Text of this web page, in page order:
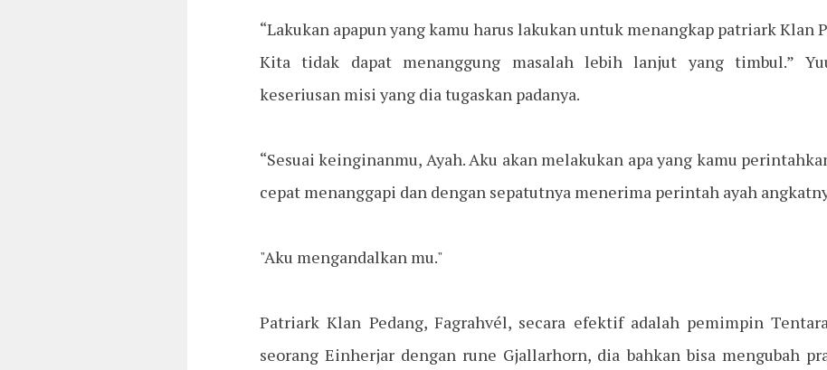
“Lakukan apapun yang kamu harus lakukan untuk menangkap patriark Klan
Kita tidak dapat menanggung masalah lebih lanjut yang timbul.”
keseriusan misi yang dia tugaskan padanya.
“Sesuai keinginanmu, Ayah. Aku akan melakukan apa yang kamu
cepat menanggapi dan dengan sepatutnya menerima perintah ayah
"Aku mengandalkan mu."
Patriark Klan Pedang, Fagrahvél, secara efektif adalah pemimpin
seorang Einherjar dengan rune Gjallarhorn, dia bahkan bisa mengubah